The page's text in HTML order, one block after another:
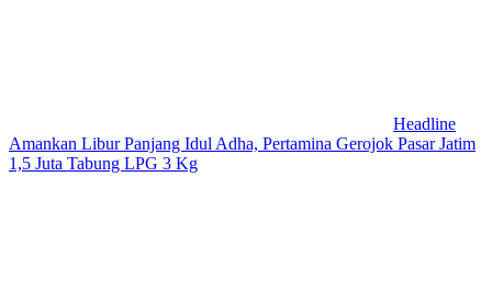
Headline
Amankan Libur Panjang Idul Adha, Pertamina Gerojok Pasar Jatim
1,5 Juta Tabung LPG 3 Kg